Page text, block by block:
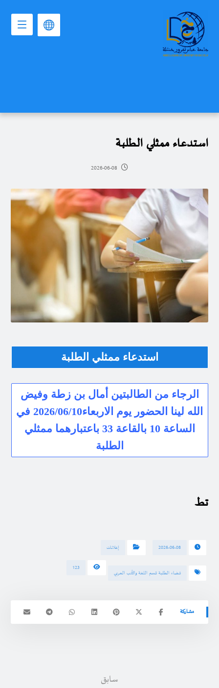
استدعاء ممثلي الطلبة
2026-06-08
استدعاء ممثلي الطلبة
الرجاء من الطالبتين أمال بن زطة وفيض
الله لينا الحضور يوم الاربعاء2026/06/10 في
الساعة 10 بالقاعة 33 باعتبارهما ممثلي
الطلبة
تط
2026-06-08 إعلانات
فضاء الطلبة قسم اللغة والأدب العربي
123
سابق